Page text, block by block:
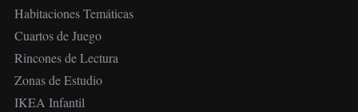
Habitaciones Temáticas
Cuartos de Juego
Rincones de Lectura
Zonas de Estudio
IKEA Infantil